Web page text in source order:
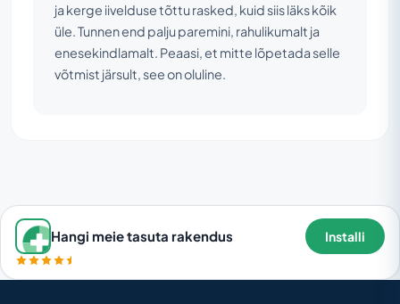
ja kerge iivelduse tõttu rasked, kuid siis läks kõik
üle. Tunnen end palju paremini, rahulikumalt ja
enesekindlamalt. Peaasi, et mitte lõpetada selle
võtmist järsult, see on oluline.
Hangi meie tasuta rakendus Installi